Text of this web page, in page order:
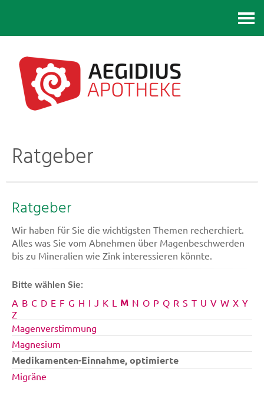
Ratgeber
Ratgeber
Wir haben für Sie die wichtigsten Themen recherchiert.
Alles was Sie vom Abnehmen über Magenbeschwerden
bis zu Mineralien wie Zink interessieren könnte.
Bitte wählen Sie:
A B C D E F G H I J K L M N O P Q R S T U V W X Y
Z
Magenverstimmung
Magnesium
Medikamenten-Einnahme, optimierte
Migräne